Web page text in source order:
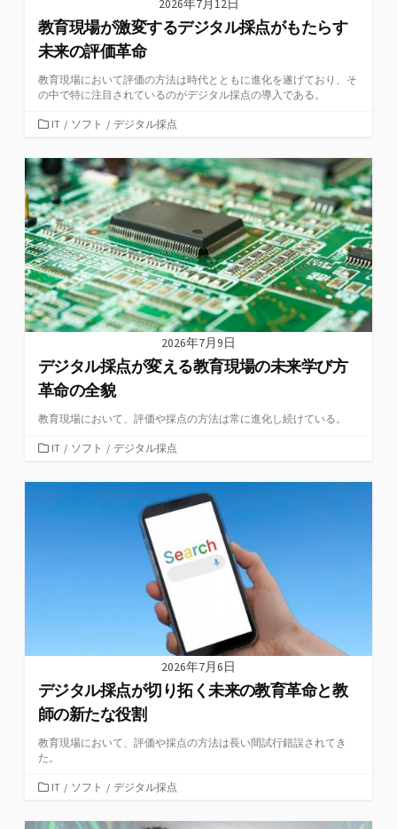
2026年7月12日
教育現場が激変するデジタル採点がもたらす
未来の評価革命
教育現場において評価の方法は時代とともに進化を遂げており、そ
の中で特に注目されているのがデジタル採点の導入である。
カ
ゴ
リ
ー
IT / ソフト / デジタル採点
2026年7月9日
デジタル採点が変える教育現場の未来学び方
革命の全貌
教育現場において、評価や採点の方法は常に進化し続けている。
カ
ゴ
IT / ソフト / デジタル採点
2026年7月6日
デジタル採点が切り拓く未来の教育革命と教
師の新たな役割
教育現場において、評価や採点の方法は長い間試行錯誤されてき
た。
カ
ゴ
IT / ソフト / デジタル採点